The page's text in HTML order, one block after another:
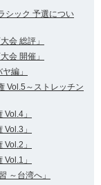
シック 予選につい
会 総評」
会 開催」
編」
Vol.5～ストレッチン
」
」
」
」
～台湾へ」